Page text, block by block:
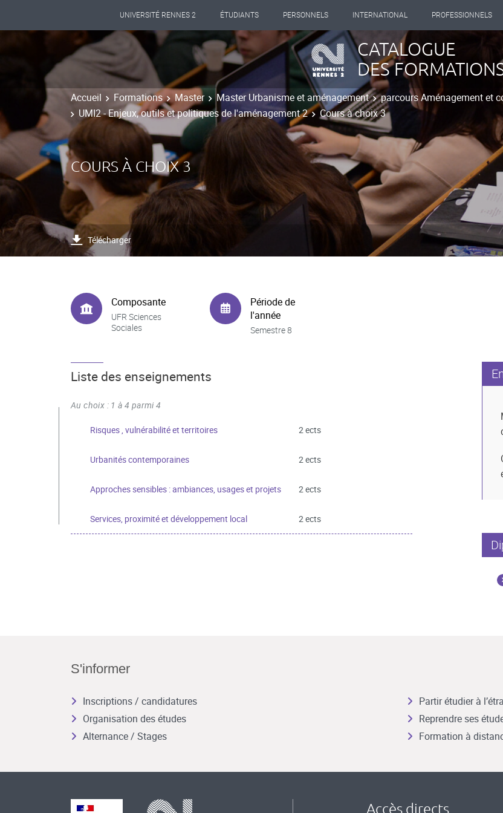
UNIVERSITÉ RENNES 2 ÉTUDIANTS PERSONNELS INTERNATIONAL PROFESSIONNELS
CATALOGUE
DES
Accueil Formations Master Master Urbanisme et aménagement
parcours Aménagement et
UMI2 - Enjeux, outils et politiques de l'aménagement 2
Cours à choix 3
COURS À CHOIX 3
Télécharger
Composante
UFR Sciences
Sociales
Période de
l'année
Semestre 8
Liste des enseignements
Au choix : 1 à 4 parmi 4
Risques , vulnérabilité et territoires 2 ects
Urbanités contemporaines 2 ects
Approches sensibles : ambiances, usages et projets 2 ects
Services, proximité et développement local 2 ects
S'informer
Inscriptions / candidatures
Organisation des études
Alternance / Stages
Partir étudier à
Reprendre ses
Formation à
Accès directs